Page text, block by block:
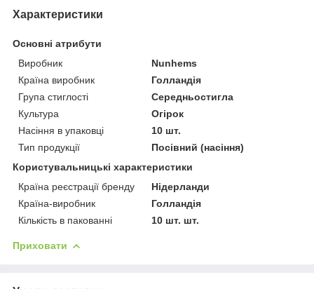
Характеристики
Основні атрибути
Виробник
Nunhems
Країна виробник
Голландія
Група стиглості
Середньостигла
Культура
Огірок
Насіння в упаковці
10 шт.
Тип продукції
Посівний (насіння)
Користувальницькі характеристики
Країна реєстрації бренду
Нідерланди
Країна-виробник
Голландія
Кількість в пакованні
10 шт. шт.
Приховати